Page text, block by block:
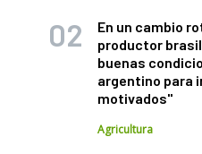
En un cambio
productor
buenas
argentino para
motivados"
Agricultura